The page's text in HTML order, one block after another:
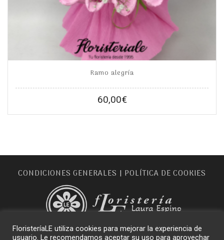
Ramo alegría
60,00€
CONDICIONES GENERALES | POLÍTICA DE COOKIES
FloristeríaLE utiliza cookies para mejorar la experiencia de
usuario. Le recomendamos aceptar su uso para aprovechar